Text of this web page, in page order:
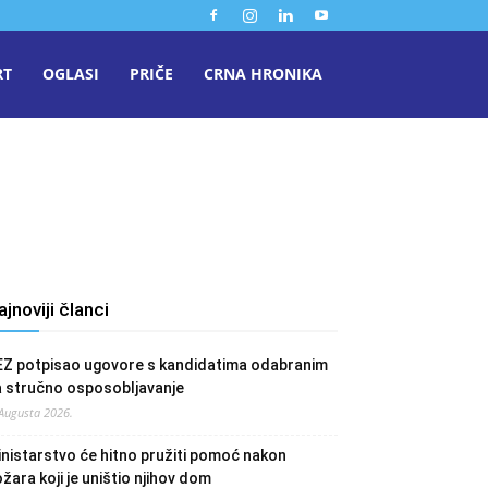
OGLASI PRIČE CRNA HRONIKA
članci
potpisao ugovore s kandidatima odabranim
stručno osposobljavanje
2026.
će hitno pružiti pomoć nakon
koji je uništio njihov dom